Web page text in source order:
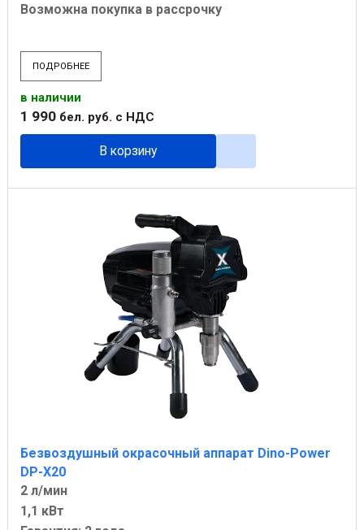
Возможна покупка в рассрочку
ПОДРОБНЕЕ
в наличии
1 990 бел. руб. с НДС
В корзину
Безвоздушный окрасочный аппарат Dino-Power
DP-X20
2 л/мин
1,1 кВт